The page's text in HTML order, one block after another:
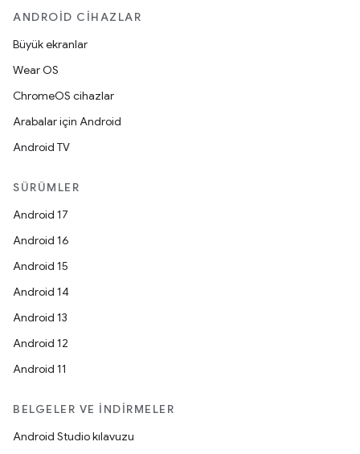
ANDROID CIHAZLAR
Büyük ekranlar
Wear OS
ChromeOS cihazlar
Arabalar için Android
Android TV
SÜRÜMLER
Android 17
Android 16
Android 15
Android 14
Android 13
Android 12
Android 11
BELGELER VE İNDIRMELER
Android Studio kılavuzu